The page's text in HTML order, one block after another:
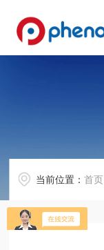
当前位置：首页